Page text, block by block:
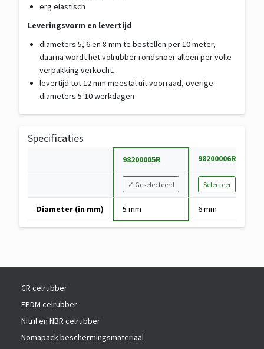
erg elastisch
Leveringsvorm en levertijd
diameters 5, 6 en 8 mm te bestellen per 10 meter,
daarna wordt het volrubber rondsnoer alleen per volle
verpakking verkocht.
levertijd tot 12 mm meestal uit voorraad, overige
diameters 5-10 werkdagen
Specificaties
Specificaties
Volrubber
c
i
i
e
98200005R 98200006R
r
i
e
n
✓ Geselecteerd Selecteer
Diameter (in mm) 5 mm 6 mm
CR celrubber
EPDM celrubber
Nitril en NBR celrubber
Nomapack beschermingsmateriaal